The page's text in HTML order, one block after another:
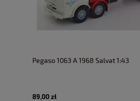
Pegaso 1063 A 1968 Salvat 1:43
89,00 zł